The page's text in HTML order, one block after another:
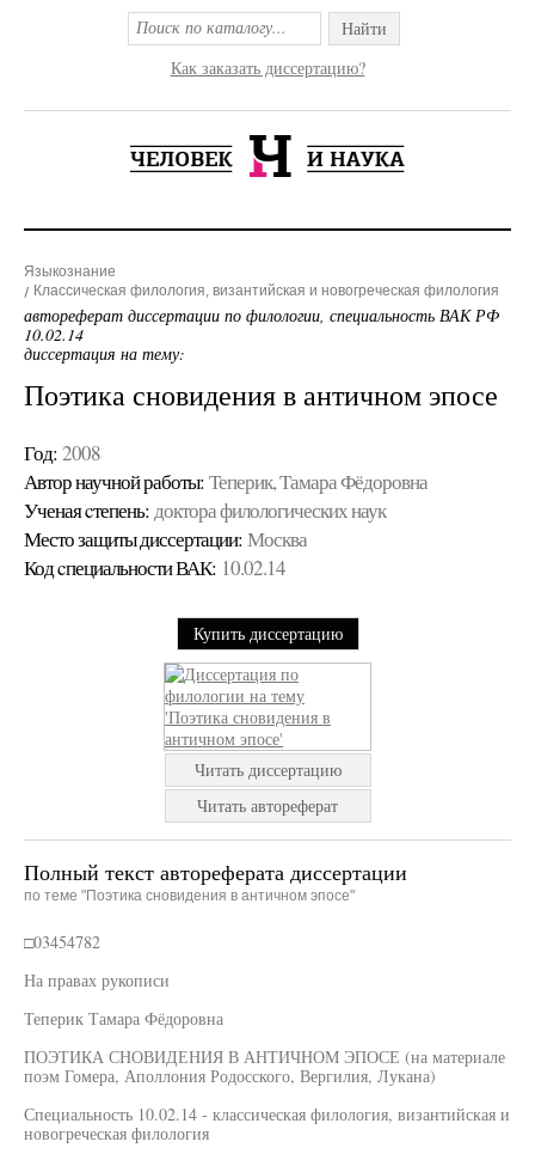
Найти
Как заказать диссертацию?
Языкознание
Классическая филология, византийская и новогреческая филология
автореферат диссертации по филологии, специальность ВАК РФ
10.02.14
диссертация на тему:
Поэтика сновидения в античном эпосе
Год: 2008
Автор научной работы: Теперик, Тамара Фёдоровна
Ученая cтепень: доктора филологических наук
Место защиты диссертации: Москва
Код cпециальности ВАК: 10.02.14
Купить диссертацию
Читать диссертацию
Читать автореферат
Полный текст автореферата диссертации
по теме "Поэтика сновидения в античном эпосе"
□03454782
На правах рукописи
Теперик Тамара Фёдоровна
ПОЭТИКА СНОВИДЕНИЯ В АНТИЧНОМ ЭПОСЕ (на материале
поэм Гомера, Аполлония Родосского, Вергилия, Лукана)
Специальность 10.02.14 - классическая филология, византийская и
новогреческая филология